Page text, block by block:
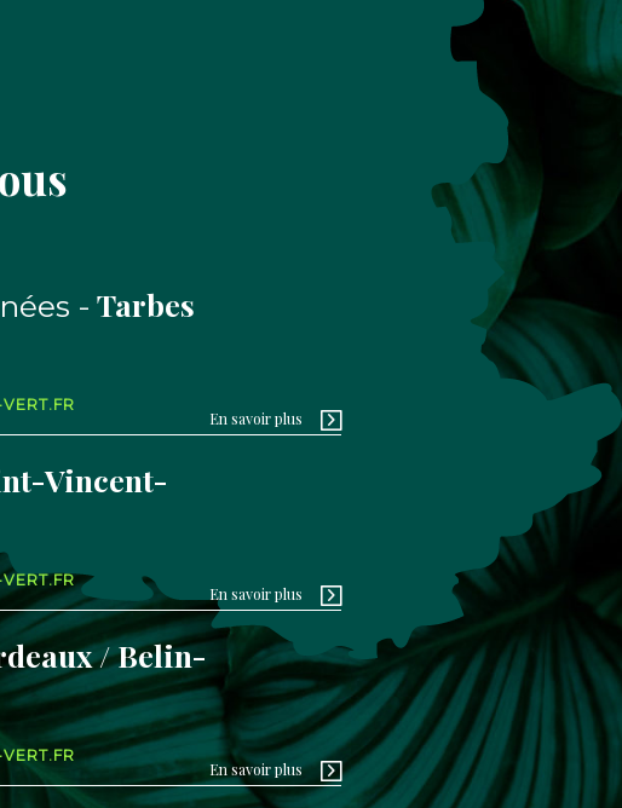
Tarbes
En savoir plus
Vincent-
En savoir plus
/ Belin-
En savoir plus